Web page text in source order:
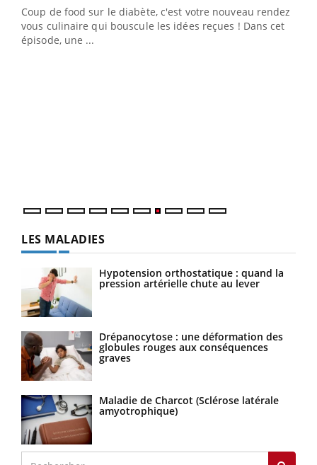
Coup de food sur le diabète, c'est votre nouveau rendez-
vous culinaire qui bouscule les idées reçues ! Dans cet
épisode, une ...
LES MALADIES
Hypotension orthostatique : quand la
pression artérielle chute au lever
Drépanocytose : une déformation des
globules rouges aux conséquences
graves
Maladie de Charcot (Sclérose latérale
amyotrophique)